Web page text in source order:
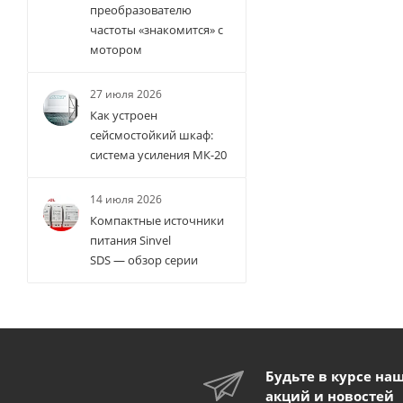
преобразователю
частоты «знакомится» с
мотором
27 июля 2026
Как устроен
сейсмостойкий шкаф:
система усиления МК-20
14 июля 2026
Компактные источники
питания Sinvel
SDS — обзор серии
Будьте в курсе
акций и новостей